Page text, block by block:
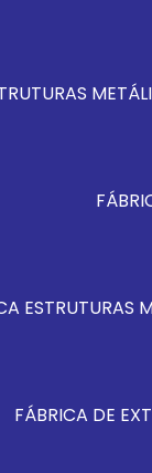
ESTRUTURAS
FÁBRICA DE